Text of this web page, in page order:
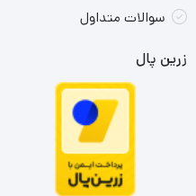
سوالات متداول
زرین پال